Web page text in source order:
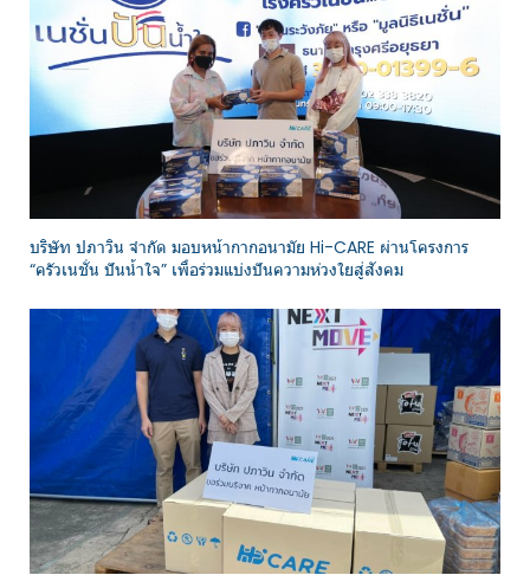
บริษัท ปภาวิน จำกัด มอบหน้ากากอนามัย Hi-CARE ผ่านโครงการ
“ครัวเนชั่น ปันน้ำใจ” เพื่อร่วมแบ่งปันความห่วงใยสู่สังคม